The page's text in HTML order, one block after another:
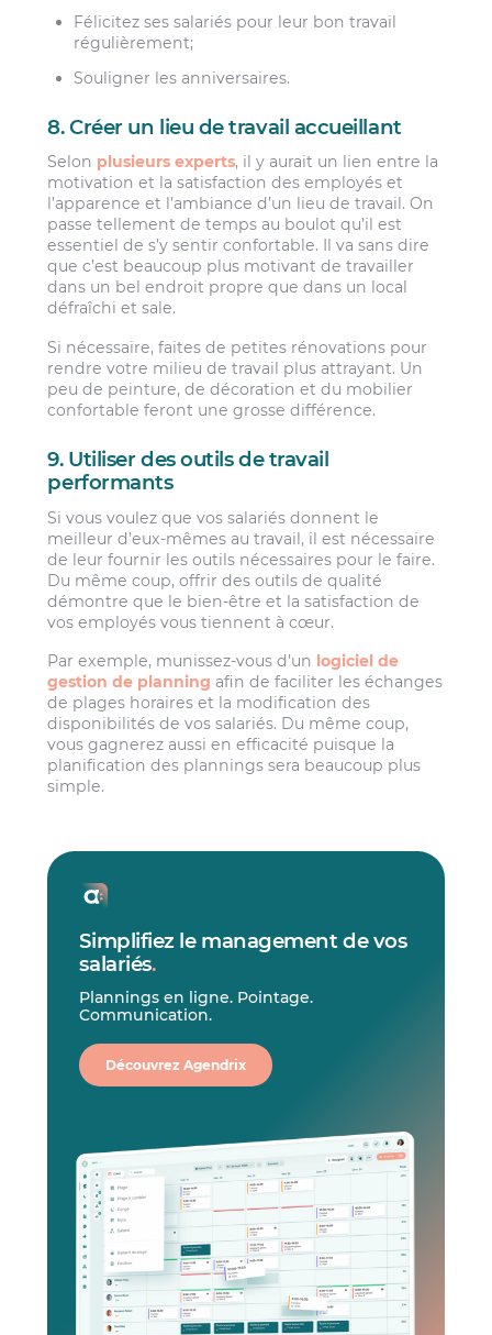
Félicitez ses salariés pour leur bon travail
régulièrement;
Souligner les anniversaires.
8. Créer un lieu de travail accueillant
Selon plusieurs experts, il y aurait un lien entre la
motivation et la satisfaction des employés et
l’apparence et l’ambiance d’un lieu de travail. On
passe tellement de temps au boulot qu’il est
essentiel de s’y sentir confortable. Il va sans dire
que c’est beaucoup plus motivant de travailler
dans un bel endroit propre que dans un local
défraîchi et sale.
Si nécessaire, faites de petites rénovations pour
rendre votre milieu de travail plus attrayant. Un
peu de peinture, de décoration et du mobilier
confortable feront une grosse différence.
9. Utiliser des outils de travail
performants
Si vous voulez que vos salariés donnent le
meilleur d’eux-mêmes au travail, il est nécessaire
de leur fournir les outils nécessaires pour le faire.
Du même coup, offrir des outils de qualité
démontre que le bien-être et la satisfaction de
vos employés vous tiennent à cœur.
Par exemple, munissez-vous d’un logiciel de
gestion de planning afin de faciliter les échanges
de plages horaires et la modification des
disponibilités de vos salariés. Du même coup,
vous gagnerez aussi en efficacité puisque la
planification des plannings sera beaucoup plus
simple.
Simplifiez le management de vos
salariés.
Plannings en ligne. Pointage.
Communication.
Découvrez Agendrix